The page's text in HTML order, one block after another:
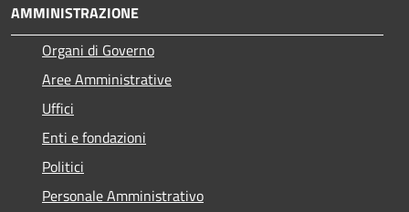
AMMINISTRAZIONE
Organi di Governo
Aree Amministrative
Uffici
Enti e fondazioni
Politici
Personale Amministrativo